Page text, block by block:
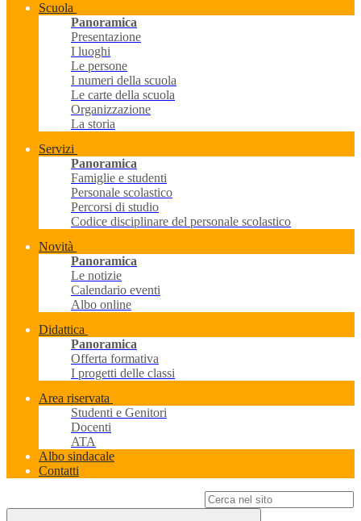
Scuola
Panoramica
Presentazione
I luoghi
Le persone
I numeri della scuola
Le carte della scuola
Organizzazione
La storia
Servizi
Panoramica
Famiglie e studenti
Personale scolastico
Percorsi di studio
Codice disciplinare del personale scolastico
Novità
Panoramica
Le notizie
Calendario eventi
Albo online
Didattica
Panoramica
Offerta formativa
I progetti delle classi
Area riservata
Studenti e Genitori
Docenti
ATA
Albo sindacale
Contatti